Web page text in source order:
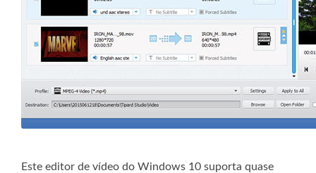
Este editor de vídeo do Windows 10 suporta quase